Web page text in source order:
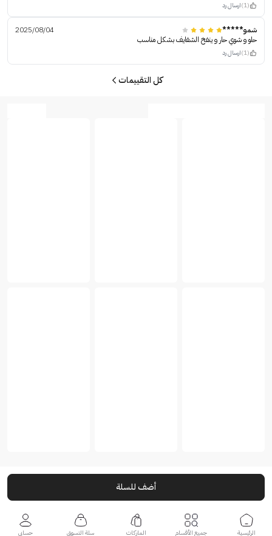
(1) ارسال رد
شمو*****
2025/08/04
حلو و شوي حار و ينفخ الشفايف بشكل مناسب
(1) ارسال رد
كل التقييمات
أضف للسلة
الرئيسية جميع الأقسام الماركات سلة التسوق حسابي